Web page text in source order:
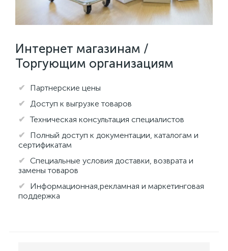
Интернет магазинам /
Торгующим организациям
Партнерские цены
Доступ к выгрузке товаров
Техническая консультация специалистов
Полный доступ к документации, каталогам и
сертификатам
Специальные условия доставки, возврата и
замены товаров
Информационная,рекламная и маркетинговая
поддержка